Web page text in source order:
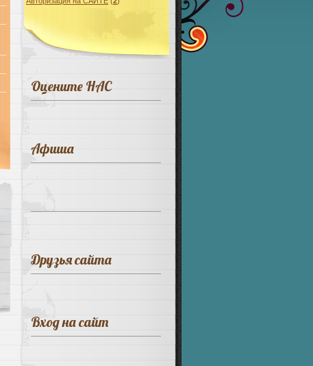
Оцените НАС
Афиша
Друзья сайта
Вход на сайт